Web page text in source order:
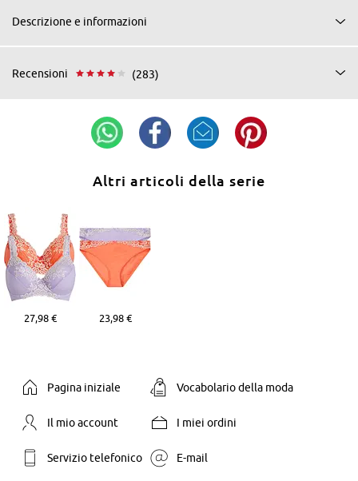
Descrizione e informazioni
Recensioni (283)
Altri articoli della serie
27,98 € 23,98 €
Pagina iniziale Vocabolario della moda
Il mio account I miei ordini
Servizio telefonico E-mail